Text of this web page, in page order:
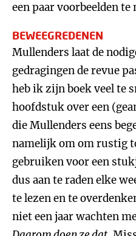
een paar voorbeelden te
BEWEEGREDENEN
Mullenders laat de
gedragingen de revue
heb ik zijn boek veel te
hoofdstuk over een
die Mullenders eens
namelijk om om rustig
gebruiken voor een
dus aan te raden elke
te lezen en te
niet een jaar wachten